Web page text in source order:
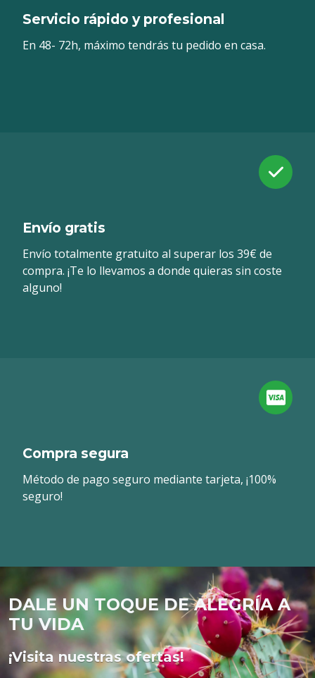
Servicio rápido y profesional
En 48- 72h, máximo tendrás tu pedido en casa.
Envío gratis
Envío totalmente gratuito al superar los 39€ de
compra. ¡Te lo llevamos a donde quieras sin coste
alguno!
Compra segura
Método de pago seguro mediante tarjeta, ¡100%
seguro!
DALE UN TOQUE DE ALEGRÍA A
TU VIDA
¡Visita nuestras ofertas!